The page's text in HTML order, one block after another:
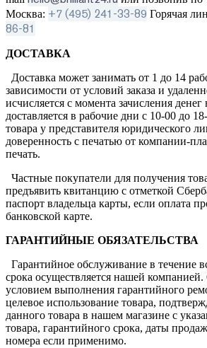
Москва: +7 (495) 241-33-89 Горячая
86-81
ДОСТАВКА
Доставка может занимать от 1 до 14
зависимости от условий заказа и
исчисляется с момента зачисления
доставляется в рабочие дни с 10-00 до
товара у представителя юридического
доверенность с печатью от компании-
печать.
Частные покупатели для получения
предъявить квитанцию с отметкой
паспорт владельца карты, если оплата
банковской карте.
ГАРАНТИЙНЫЕ ОБЯЗАТЕЛЬСТВА
Гарантийное обслуживание в течение
срока осуществляется нашей
условием выполнения гарантийного
целевое использование товара,
данного товара в нашем магазине с
товара, гарантийного срока, даты
номера если применимо.